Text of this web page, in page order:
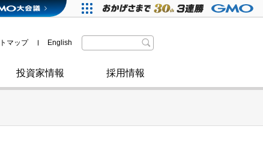
のお申し込みについて
他
への取り組み
・自治体からの認定
投資家情報
付・社債情報
採用情報
マップ English